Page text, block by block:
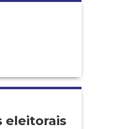
eleitorais